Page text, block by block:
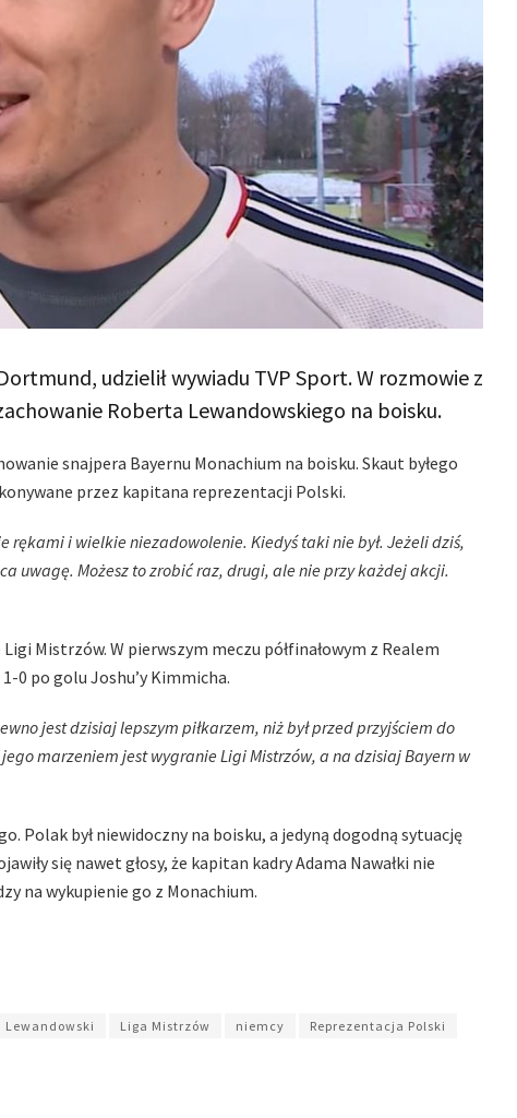
udzielił wywiadu TVP Sport. W rozmowie z
Roberta Lewandowskiego na boisku.
snajpera Bayernu Monachium na boisku. Skaut byłego
przez kapitana reprezentacji Polski.
i wielkie niezadowolenie. Kiedyś taki nie był. Jeżeli dziś,
uwagę. Możesz to zrobić raz, drugi, ale nie przy każdej akcji.
Mistrzów. W pierwszym meczu półfinałowym z Realem
0 po golu Joshu’y Kimmicha.
jest dzisiaj lepszym piłkarzem, niż był przed przyjściem do
marzeniem jest wygranie Ligi Mistrzów, a na dzisiaj Bayern w
Polak był niewidoczny na boisku, a jedyną dogodną sytuację
się nawet głosy, że kapitan kadry Adama Nawałki nie
na wykupienie go z Monachium.
Lewandowski Liga Mistrzów niemcy Reprezentacja Polski